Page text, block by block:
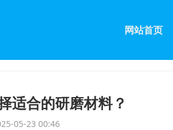
网站首页
适合的研磨材料？
05-23 00:46